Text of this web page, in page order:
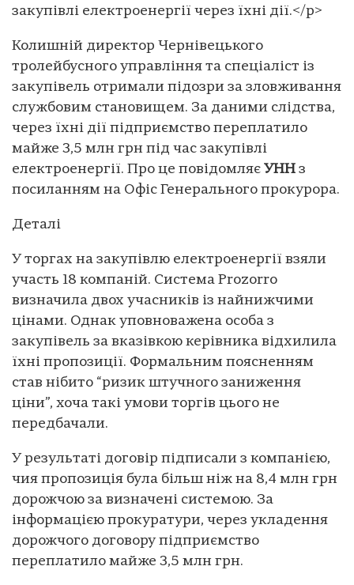
закупівлі електроенергії через їхні дії.</p>
Колишній директор Чернівецького
тролейбусного управління та спеціаліст із
закупівель отримали підозри за зловживання
службовим становищем. За даними слідства,
через їхні дії підприємство переплатило
майже 3,5 млн грн під час закупівлі
електроенергії. Про це повідомляє УНН з
посиланням на Офіс Генерального прокурора.
Деталі
У торгах на закупівлю електроенергії взяли
участь 18 компаній. Система Prozorro
визначила двох учасників із найнижчими
цінами. Однак уповноважена особа з
закупівель за вказівкою керівника відхилила
їхні пропозиції. Формальним поясненням
став нібито “ризик штучного заниження
ціни”, хоча такі умови торгів цього не
передбачали.
У результаті договір підписали з компанією,
чия пропозиція була більш ніж на 8,4 млн грн
дорожчою за визначені системою. За
інформацією прокуратури, через укладення
дорожчого договору підприємство
переплатило майже 3,5 млн грн.